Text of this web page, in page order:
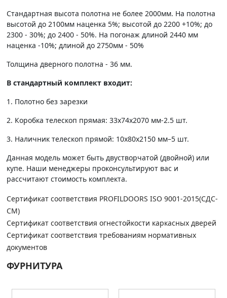
Стандартная высота полотна не более 2000мм. На полотна
высотой до 2100мм наценка 5%; высотой до 2200 +10%; до
2300 - 30%; до 2400 - 50%. На погонаж длиной 2440 мм
наценка -10%; длиной до 2750мм - 50%
Толщина дверного полотна - 36 мм.
В стандартный комплект входит:
1. Полотно без зарезки
2. Коробка телескоп прямая: 33х74х2070 мм-2.5 шт.
3. Наличник телескоп прямой: 10х80х2150 мм–5 шт.
Данная модель может быть двустворчатой (двойной) или
купе. Наши менеджеры проконсультируют вас и
рассчитают стоимость комплекта.
Сертификат соответствия PROFILDOORS ISO 9001-2015(СДС-
СМ)
Сертификат соответствия огнестойкости каркасных дверей
Сертификат соответствия требованиям нормативных
документов
ФУРНИТУРА